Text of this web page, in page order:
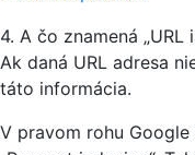
4. A čo znamená
Ak daná URL adresa
táto informácia.
V pravom rohu